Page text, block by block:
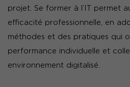
projet. Se former à l’IT permet
efficacité professionnelle, en
méthodes et des pratiques qui
performance individuelle et
environnement digitalisé.